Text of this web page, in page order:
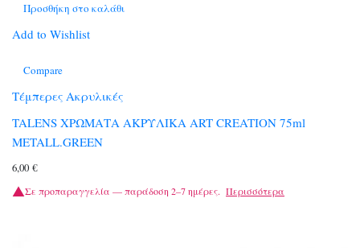
Προσθήκη στο καλάθι
Add to Wishlist
Compare
Τέμπερες Ακρυλικές
TALENS ΧΡΩΜΑΤΑ ΑΚΡΥΛΙΚΑ ART CREATION 75ml
METALL.GREEN
6,00 €
Σε προπαραγγελία — παράδοση 2–7 ημέρες. Περισσότερα